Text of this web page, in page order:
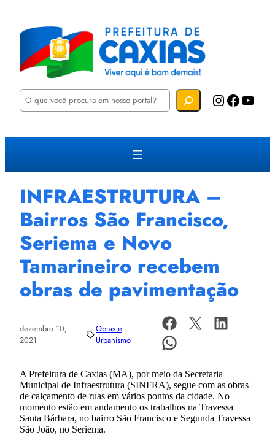
P
u
a
Instagram Facebook YouTube
INFRAESTRUTURA –
Bairros São Francisco,
Seriema e Novo
Tamarineiro recebem
obras de pavimentação
dezembro 10,
2021
Obras e
Urbanismo
A Prefeitura de Caxias (MA), por meio da Secretaria
Municipal de Infraestrutura (SINFRA), segue com as obras
de calçamento de ruas em vários pontos da cidade. No
momento estão em andamento os trabalhos na Travessa
Santa Bárbara, no bairro São Francisco e Segunda Travessa
São João, no Seriema.